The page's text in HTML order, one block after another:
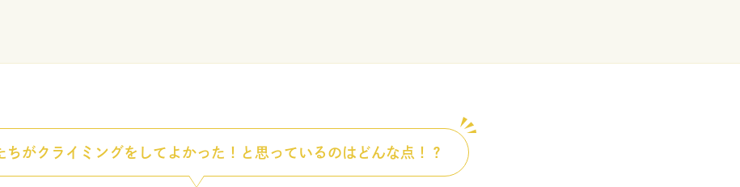
ちがクライミングをしてよかった！と思っているのはどんな点！？